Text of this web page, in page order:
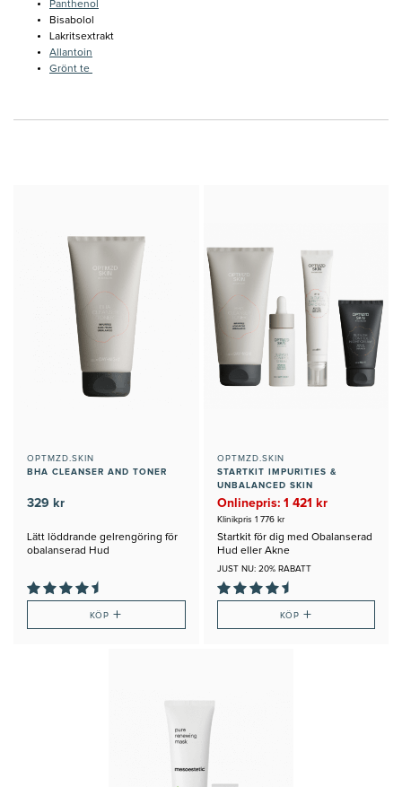
Panthenol
Bisabolol
Lakritsextrakt
Allantoin
Grönt te
OPTMZD.SKIN
BHA CLEANSER AND TONER
329 kr
Lätt löddrande gelrengöring för
obalanserad Hud
KÖP+
OPTMZD.SKIN
STARTKIT IMPURITIES &
UNBALANCED SKIN
Onlinepris: 1 421 kr
Klinikpris 1 776 kr
Startkit för dig med Obalanserad
Hud eller Akne
JUST NU: 20% RABATT
KÖP +